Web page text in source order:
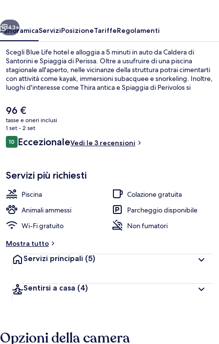
Avanti
43+
PanoramicaServiziPosizioneTariffeRegolamenti
Scegli Blue Life hotel e alloggia a 5 minuti in auto da Caldera di
Santorini e Spiaggia di Perissa. Oltre a usufruire di una piscina
stagionale all'aperto, nelle vicinanze della struttura potrai cimentarti
con attività come kayak, immersioni subacquee e snorkeling. Inoltre,
luoghi d'interesse come Thira antica e Spiaggia di Perivolos si
Il
prezzo
attuale
è
96 €
96 €
tasse e oneri inclusi
1 set - 2 set
Recensioni
1010 su 10
EccezionaleVedi le 3 recensioni
Servizi più richiesti
Piscina
Colazione gratuita
Animali ammessi
Parcheggio disponibile
Wi-Fi gratuito
Non fumatori
Mostra tutto
Servizi principali (5)
Sentirsi a casa (4)
Opzioni della camera